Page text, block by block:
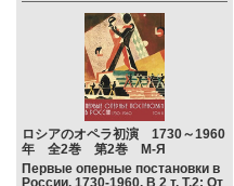
ロシアのオペラ初演 1730～1960
年 全2巻 第2巻 М-Я
Первые оперные постановки в
России. 1730-1960. В 2 т. Т.2: От